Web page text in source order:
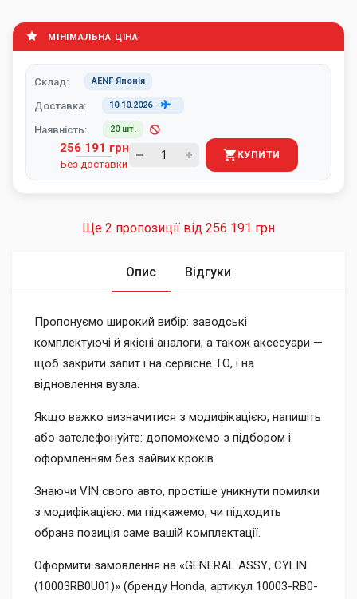
МІНІМАЛЬНА ЦІНА
Склад: AENF Японія
Доставка: 10.10.2026-
Наявність: 20 шт.
256 191 грн
Без доставки
КУПИТИ
Ще 2 пропозиції від 256 191 грн
Опис Відгуки
Пропонуємо широкий вибір: заводські
комплектуючі й якісні аналоги, а також аксесуари —
щоб закрити запит і на сервісне ТО, і на
відновлення вузла.
Якщо важко визначитися з модифікацією, напишіть
або зателефонуйте: допоможемо з підбором і
оформленням без зайвих кроків.
Знаючи VIN свого авто, простіше уникнути помилки
з модифікацією: ми підкажемо, чи підходить
обрана позиція саме вашій комплектації.
Оформити замовлення на «GENERAL ASSY., CYLIN
(10003RB0U01)» (бренду Honda, артикул 10003-RB0-